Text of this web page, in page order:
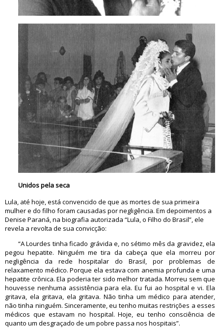
Unidos pela seca
Lula, até hoje, está convencido de que as mortes de sua primeira
mulher e do filho foram causadas por negligência. Em depoimentos a
Denise Paraná, na biografia autorizada “Lula, o Filho do Brasil”, ele
revela a revolta de sua convicção:
“A Lourdes tinha ficado grávida e, no sétimo mês da gravidez, ela
pegou hepatite. Ninguém me tira da cabeça que ela morreu por
negligência da rede hospitalar do Brasil, por problemas de
relaxamento médico. Porque ela estava com anemia profunda e uma
hepatite crônica. Ela poderia ter sido melhor tratada. Morreu sem que
houvesse nenhuma assistência para ela. Eu fui ao hospital e vi. Ela
gritava, ela gritava, ela gritava. Não tinha um médico para atender,
não tinha ninguém. Sinceramente, eu tenho muitas restrições a esses
médicos que estavam no hospital. Hoje, eu tenho consciência de
quanto um desgraçado de um pobre passa nos hospitais”.